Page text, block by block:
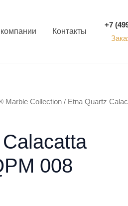
Контакты
+7
Marble Collection / Etna Quartz
008